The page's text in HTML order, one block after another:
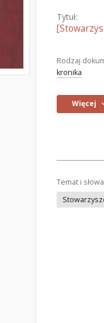
Tytuł:
Rodzaj
kronika
Więcej
Temat i